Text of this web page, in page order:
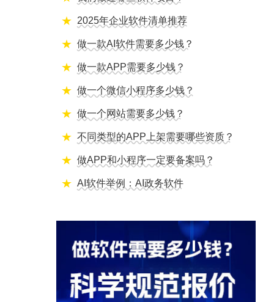
2025年企业软件清单推荐
做一款AI软件需要多少钱？
做一款APP需要多少钱？
做一个微信小程序多少钱？
做一个网站需要多少钱？
不同类型的APP上架需要哪些资质？
做APP和小程序一定要备案吗？
AI软件举例：AI政务软件